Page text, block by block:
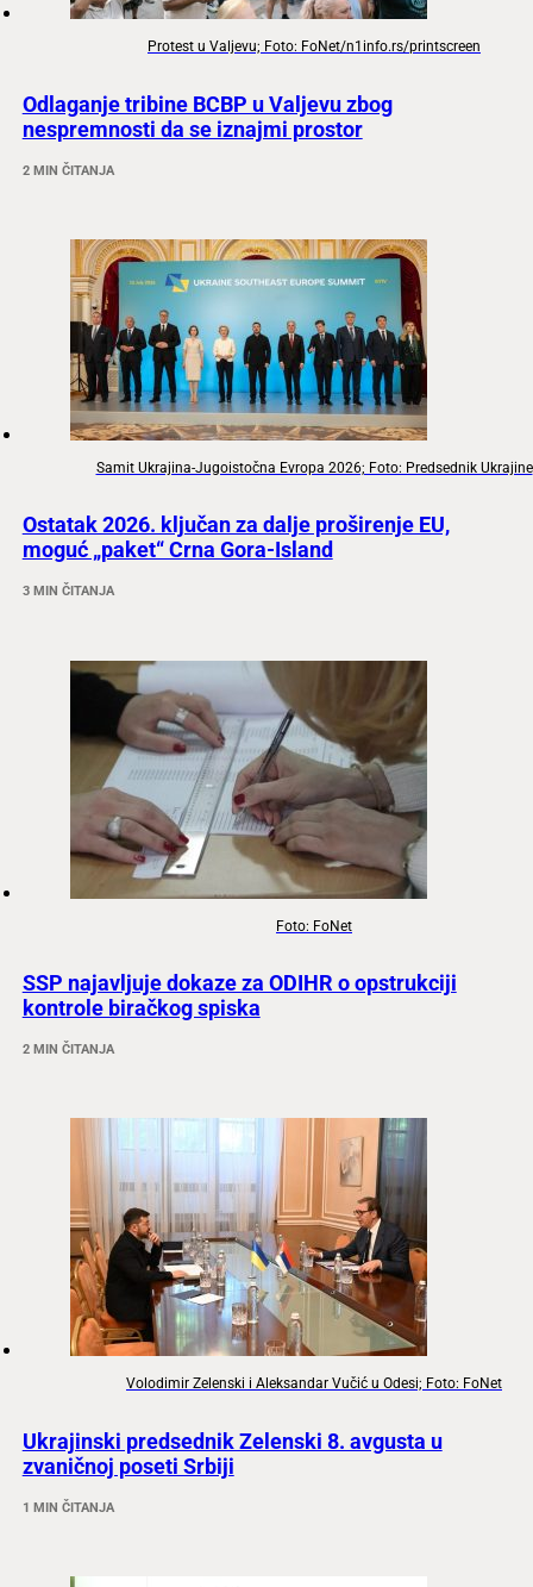
Protest u Valjevu; Foto: FoNet/n1info.rs/printscreen
Odlaganje tribine BCBP u Valjevu zbog
nespremnosti da se iznajmi prostor
2 MIN ČITANJA
Samit Ukrajina-Jugoistočna Evropa 2026; Foto: Predsednik Ukrajine
Ostatak 2026. ključan za dalje proširenje EU,
moguć „paket“ Crna Gora-Island
3 MIN ČITANJA
Foto: FoNet
SSP najavljuje dokaze za ODIHR o opstrukciji
kontrole biračkog spiska
2 MIN ČITANJA
Volodimir Zelenski i Aleksandar Vučić u Odesi; Foto: FoNet
Ukrajinski predsednik Zelenski 8. avgusta u
zvaničnoj poseti Srbiji
1 MIN ČITANJA